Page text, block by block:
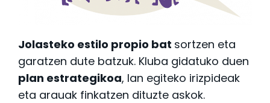
Jolasteko estilo propio bat sortzen eta
garatzen dute batzuk. Kluba gidatuko duen
plan estrategikoa, lan egiteko irizpideak
eta arauak finkatzen dituzte askok.